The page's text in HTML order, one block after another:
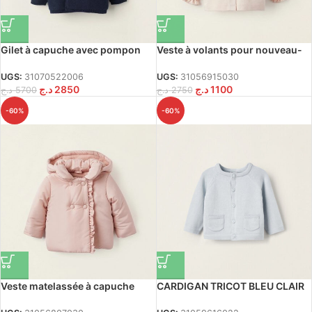
Gilet à capuche avec pompon
UGS: 31070522006
5700 د.ج 2850 د.ج
Veste à volants pour nouveau-
UGS: 31056915030
2750 د.ج 1100 د.ج
-60%
Veste matelassée à capuche
-60%
CARDIGAN TRICOT BLEU CLAIR